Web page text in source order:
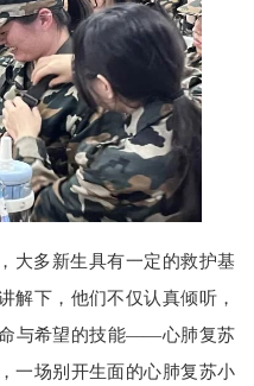
大多新生具有一定的救护基
解下，他们不仅认真倾听，
与希望的技能——心肺复苏
一场别开生面的心肺复苏小